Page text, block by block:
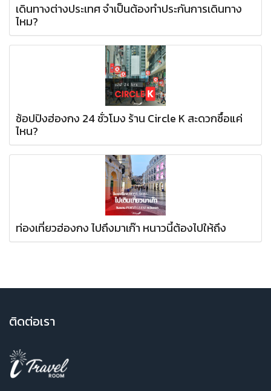
เดินทางต่างประเทศ จำเป็นต้องทำประกันการเดินทาง
ไหม?
ช้อปปิงฮ่องกง 24 ชั่วโมง ร้าน Circle K สะดวกซื้อแค่
ไหน?
ท่องเที่ยวฮ่องกง ไปถึงมาเก๊า หนาวนี้ต้องไปให้ถึง
ติดต่อเรา